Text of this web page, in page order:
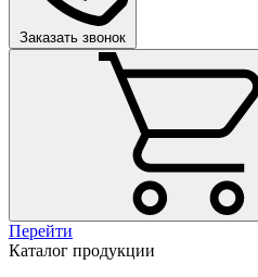
Заказать звонок
Перейти
Каталог продукции